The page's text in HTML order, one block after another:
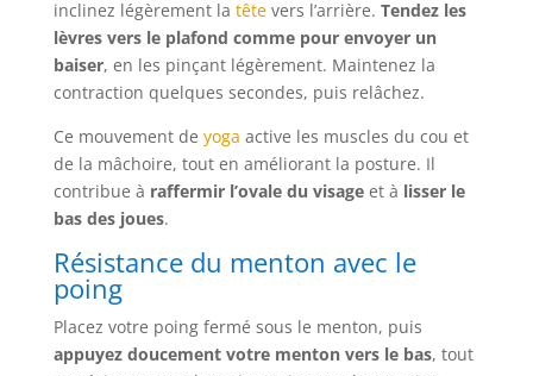
inclinez légèrement la têtevers l’arrière. Tendez les
lèvres vers le plafond comme pour envoyer un
baiser, en les pinçant légèrement. Maintenez la
contraction quelques secondes, puis relâchez.
Ce mouvement de yoga active les muscles du cou et
de la mâchoire, tout en améliorant la posture. Il
contribue à raffermir l’ovale du visageet à lisser le
bas des joues.
Résistance du menton avec le
poing
Placez votre poing fermé sous le menton, puis
appuyez doucement votre menton vers le bas, tout